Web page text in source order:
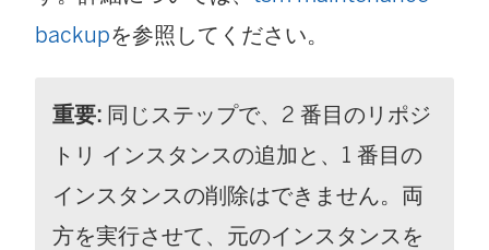
backupを参照してください。
重要: 同じステップで、2 番目のリポジ
トリ インスタンスの追加と、1 番目の
インスタンスの削除はできません。両
方を実行させて、元のインスタンスを